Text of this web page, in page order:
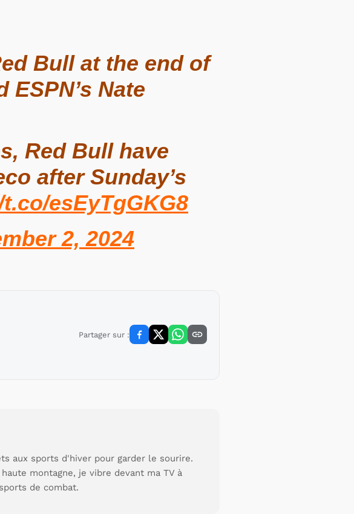
Bull at the end of
Nate
Red Bull have
after Sunday’s
esEyTgGKG8
2, 2024
Partager sur :
aux sports d'hiver pour garder le sourire.
montagne, je vibre devant ma TV à
de combat.